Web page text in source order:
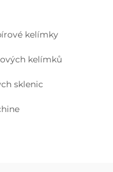
kelímky
kelímků
sklenic